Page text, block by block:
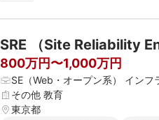
SRE （Site Reliability
800万円〜1,000万円
SE（Web・オープン系） インフ
その他 教育
東京都